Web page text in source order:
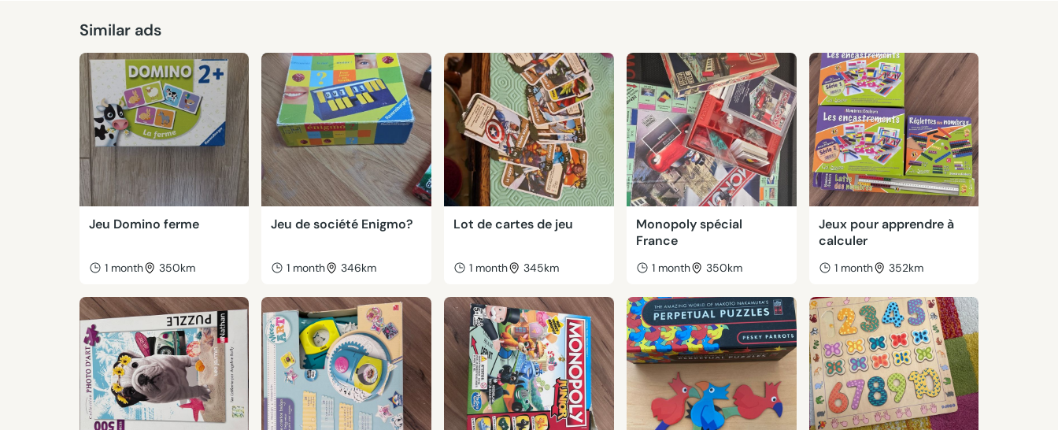
Similar ads
Jeu Domino ferme
1 month 350km
Jeu de société Enigmo?
1 month 346km
Lot de cartes de jeu
1 month 345km
Monopoly spécial
France
1 month 350km
Jeux pour apprendre à
calculer
1 month 352km